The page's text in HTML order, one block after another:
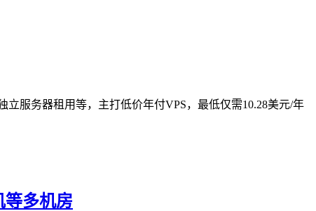
立服务器租用等，主打低价年付VPS，最低仅需10.28美元/年
等多机房